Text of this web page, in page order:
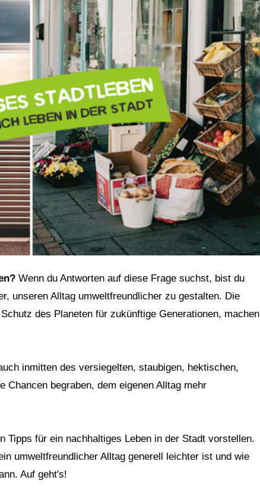
Wenn du Antworten auf diese Frage suchst, bist du
unseren Alltag umweltfreundlicher zu gestalten. Die
des Planeten für zukünftige Generationen, machen
inmitten des versiegelten, staubigen, hektischen,
Chancen begraben, dem eigenen Alltag mehr
Tipps für ein nachhaltiges Leben in der Stadt vorstellen.
umweltfreundlicher Alltag generell leichter ist und wie
Auf geht's!